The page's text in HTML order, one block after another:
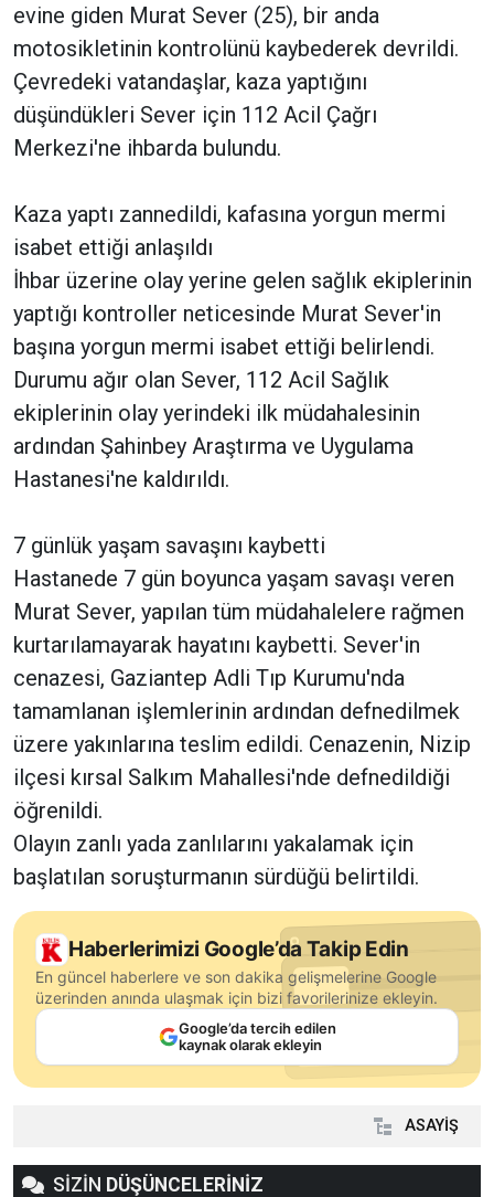
evine giden Murat Sever (25), bir anda
motosikletinin kontrolünü kaybederek devrildi.
Çevredeki vatandaşlar, kaza yaptığını
düşündükleri Sever için 112 Acil Çağrı
Merkezi'ne ihbarda bulundu.
Kaza yaptı zannedildi, kafasına yorgun mermi
isabet ettiği anlaşıldı
İhbar üzerine olay yerine gelen sağlık ekiplerinin
yaptığı kontroller neticesinde Murat Sever'in
başına yorgun mermi isabet ettiği belirlendi.
Durumu ağır olan Sever, 112 Acil Sağlık
ekiplerinin olay yerindeki ilk müdahalesinin
ardından Şahinbey Araştırma ve Uygulama
Hastanesi'ne kaldırıldı.
7 günlük yaşam savaşını kaybetti
Hastanede 7 gün boyunca yaşam savaşı veren
Murat Sever, yapılan tüm müdahalelere rağmen
kurtarılamayarak hayatını kaybetti. Sever'in
cenazesi, Gaziantep Adli Tıp Kurumu'nda
tamamlanan işlemlerinin ardından defnedilmek
üzere yakınlarına teslim edildi. Cenazenin, Nizip
ilçesi kırsal Salkım Mahallesi'nde defnedildiği
öğrenildi.
Olayın zanlı yada zanlılarını yakalamak için
başlatılan soruşturmanın sürdüğü belirtildi.
Haberlerimizi Google’da Takip Edin
En güncel haberlere ve son dakika gelişmelerine Google
üzerinden anında ulaşmak için bizi favorilerinize ekleyin.
Google’da tercih edilen
kaynak olarak ekleyin
ASAYİŞ
SİZİN DÜŞÜNCELERİNİZ